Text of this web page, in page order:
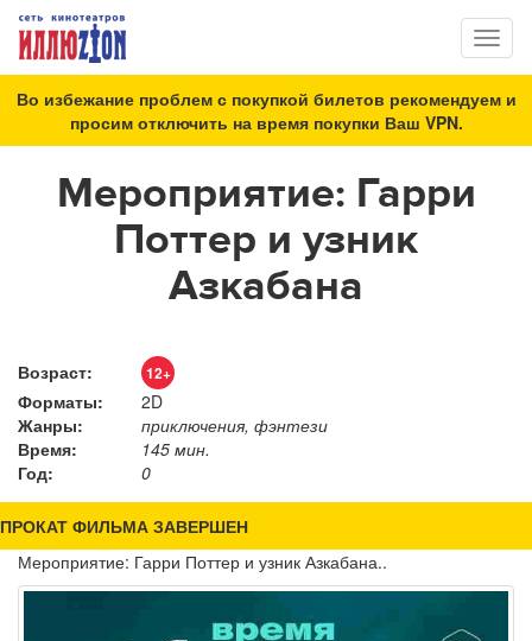
Во избежание проблем с покупкой билетов рекомендуем и
просим отключить на время покупки Ваш VPN.
Мероприятие: Гарри
Поттер и узник
Азкабана
Возраст: 12+
Форматы:
2D
Жанры:
приключения, фэнтези
Время:
145 мин.
Год:
0
ПРОКАТ ФИЛЬМА ЗАВЕРШЕН
Мероприятие: Гарри Поттер и узник Азкабана..